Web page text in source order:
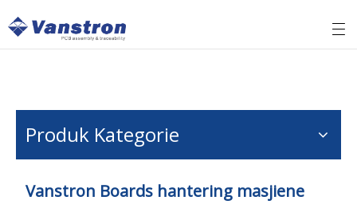
Produk Kategorie
Vanstron Boards hantering masjiene